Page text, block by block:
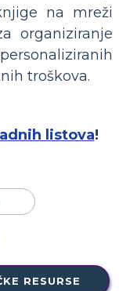
na mreži
organiziranje
troškova.
listova!
RESURSE